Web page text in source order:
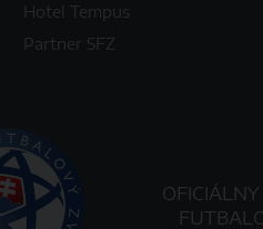
Hotel Tempus
Partner SFZ